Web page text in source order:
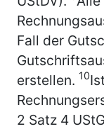
Fall der
erstellen. 10
2 Satz 4